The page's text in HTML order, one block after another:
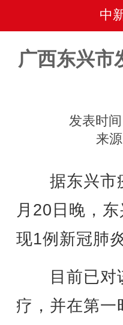
中
广西东兴市
发表时
来
据东兴市疫
月20日晚，
现1例新冠肺
目前已对该
疗，并在第一